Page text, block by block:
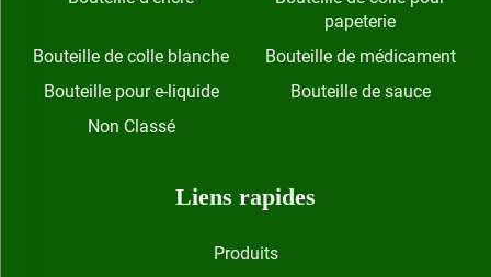
papeterie
Bouteille de colle blanche
Bouteille de médicament
Bouteille pour e-liquide
Bouteille de sauce
Non Classé
Liens rapides
Produits